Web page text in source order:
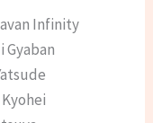
Infinity
Gyaban